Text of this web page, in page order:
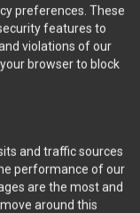
υπάρχει η
Λιμένων,
σε
διάστημα 20
δυνατότητες
δεν ανάβει
η οποία
preferences. These
features to
violations of our
browser to block
and traffic sources
performance of our
are the most and
around this